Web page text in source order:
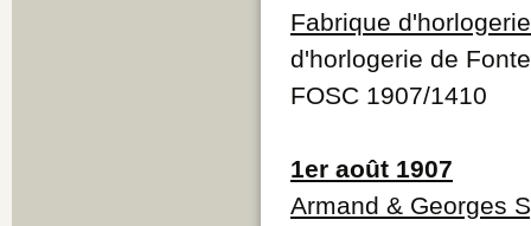
Fabrique
d'horlogerie de
FOSC 1907/1410
1er août 1907
Armand & Georges